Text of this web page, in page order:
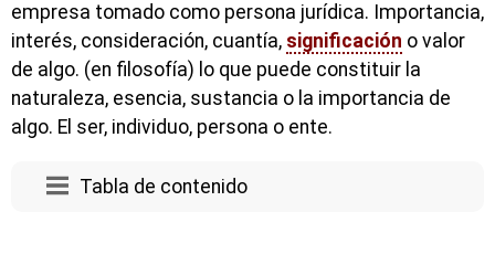
empresa tomado como persona jurídica. Importancia,
interés, consideración, cuantía, significación o valor
de algo. (en filosofía) lo que puede constituir la
naturaleza, esencia, sustancia o la importancia de
algo. El ser, individuo, persona o ente.
Tabla de contenido